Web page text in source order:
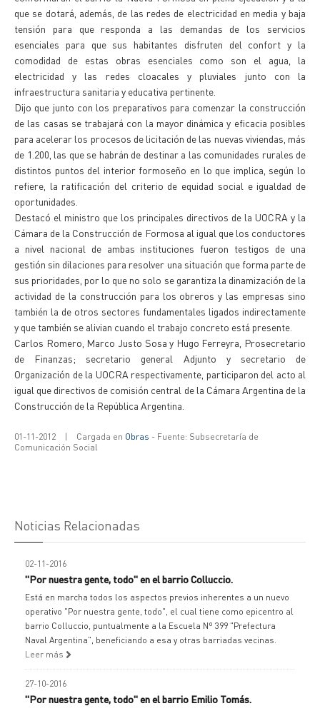
que se dotará, además, de las redes de electricidad en media y baja
tensión para que responda a las demandas de los servicios
esenciales para que sus habitantes disfruten del confort y la
comodidad de estas obras esenciales como son el agua, la
electricidad y las redes cloacales y pluviales junto con la
infraestructura sanitaria y educativa pertinente.
Dijo que junto con los preparativos para comenzar la construcción
de las casas se trabajará con la mayor dinámica y eficacia posibles
para acelerar los procesos de licitación de las nuevas viviendas, más
de 1.200, las que se habrán de destinar a las comunidades rurales de
distintos puntos del interior formoseño en lo que implica, según lo
refiere, la ratificación del criterio de equidad social e igualdad de
oportunidades.
Destacó el ministro que los principales directivos de la UOCRA y la
Cámara de la Construcción de Formosa al igual que los conductores
a nivel nacional de ambas instituciones fueron testigos de una
gestión sin dilaciones para resolver una situación que forma parte de
sus prioridades, por lo que no solo se garantiza la dinamización de la
actividad de la construcción para los obreros y las empresas sino
también la de otros sectores fundamentales ligados indirectamente
y que también se alivian cuando el trabajo concreto está presente.
Carlos Romero, Marco Justo Sosa y Hugo Ferreyra, Prosecretario
de Finanzas; secretario general Adjunto y secretario de
Organización de la UOCRA respectivamente, participaron del acto al
igual que directivos de comisión central de la Cámara Argentina de la
Construcción de la República Argentina.
01-11-2012 | Cargada en Obras - Fuente: Subsecretaría de
Comunicación Social
Noticias Relacionadas
02-11-2016
"Por nuestra gente, todo" en el barrio Colluccio.
Está en marcha todos los aspectos previos inherentes a un nuevo
operativo "Por nuestra gente, todo", el cual tiene como epicentro al
barrio Colluccio, puntualmente a la Escuela Nº 399 "Prefectura
Naval Argentina", beneficiando a esa y otras barriadas vecinas.
Leer más
27-10-2016
"Por nuestra gente, todo" en el barrio Emilio Tomás.